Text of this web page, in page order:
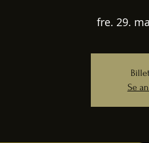
fre. 29.
Se